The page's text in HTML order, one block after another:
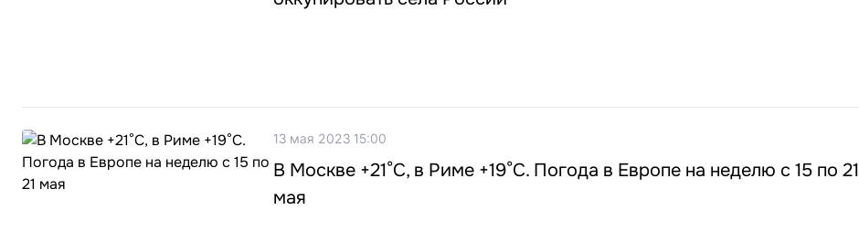
13 мая 2023 15:00
В Москве +21°С, в Риме +19°С. Погода в Европе на неделю с 15 по 21
мая